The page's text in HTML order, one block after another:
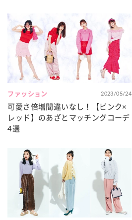
ファッション 2023/05/24
可愛さ倍増間違いなし！【ピンク×
レッド】のあざとマッチングコーデ
4選